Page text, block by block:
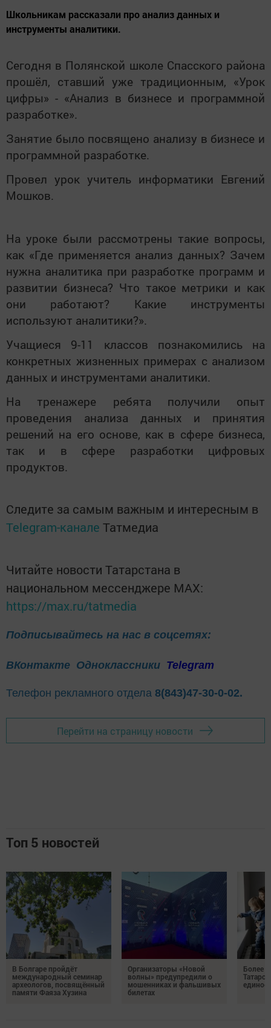
Школьникам рассказали про анализ данных и
инструменты аналитики.
Сегодня в Полянской школе Спасского района
прошёл, ставший уже традиционным, «Урок
цифры» - «Анализ в бизнесе и программной
разработке».
Занятие было посвящено анализу в бизнесе и
программной разработке.
Провел урок учитель информатики Евгений
Мошков.
На уроке были рассмотрены такие вопросы,
как «Где применяется анализ данных? Зачем
нужна аналитика при разработке программ и
развитии бизнеса? Что такое метрики и как
они работают? Какие инструменты
используют аналитики?».
Учащиеся 9-11 классов познакомились на
конкретных жизненных примерах с анализом
данных и инструментами аналитики.
На тренажере ребята получили опыт
проведения анализа данных и принятия
решений на его основе, как в сфере бизнеса,
так и в сфере разработки цифровых
продуктов.
Следите за самым важным и интересным в
Telegram-канале Татмедиа
Читайте новости Татарстана в
национальном мессенджере MАХ:
https://max.ru/tatmedia
Подписывайтесь на нас в соцсетях:
ВКонтакте Одноклассники Telegram
Телефон рекламного отдела 8(843)47-30-0-02.
Перейти на страницу новости
Топ 5 новостей
В Болгаре пройдёт
международный семинар
археологов, посвящённый
памяти Фаяза Хузина
Организаторы «Новой
волны» предупредили о
мошенниках и фальшивых
билетах
Более
единое